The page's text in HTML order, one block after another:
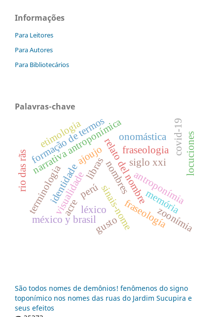
Informações
Para Leitores
Para Autores
Para Bibliotecários
Palavras-chave
antroponímia
sinais-nome
libras
visualidade
identidade
narrativa antroponímicarelato del nombre
siglo xxi
méxico y brasil
fraseologia
formação de termos
etimologia
terminologia fraseología
locuciones
gusto
covid-19
ajoujo
léxico memória
rio das rãs
onomástica
zoonímia
acre
nombres
perú
São todos nomes de demônios! fenômenos do signo
toponímico nos nomes das ruas do Jardim Sucupira e
seus efeitos